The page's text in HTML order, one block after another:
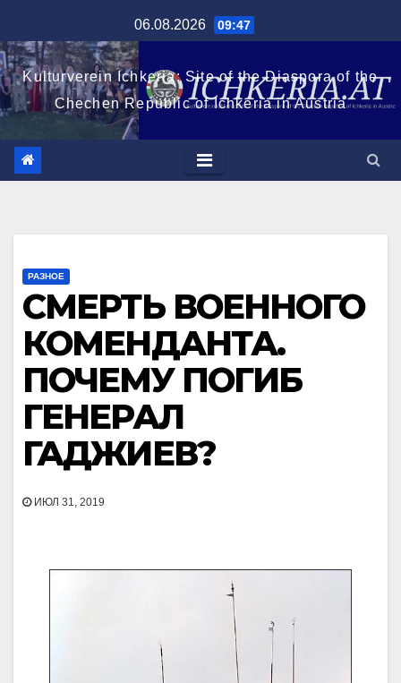
к
содержимому
06.08.2026 09:47
Kulturverein Ichkeria: Site of the Diaspora of the
Chechen Republic of Ichkeria in Austria
РАЗНОЕ
СМЕРТЬ ВОЕННОГО
КОМЕНДАНТА.
ПОЧЕМУ ПОГИБ
ГЕНЕРАЛ
ГАДЖИЕВ?
ИЮЛ 31, 2019